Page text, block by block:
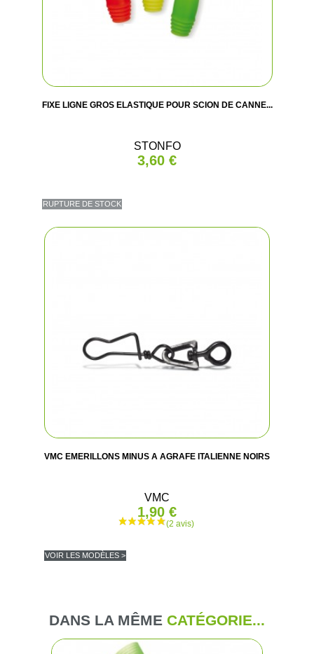
FIXE LIGNE GROS ELASTIQUE POUR SCION DE CANNE...
STONFO
3,60 €
RUPTURE DE STOCK
VMC EMERILLONS MINUS A AGRAFE ITALIENNE NOIRS
VMC
1,90 €
VOIR LES MODÈLES >
DANS LA MÊME CATÉGORIE...